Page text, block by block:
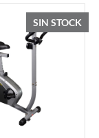
SIN STOCK